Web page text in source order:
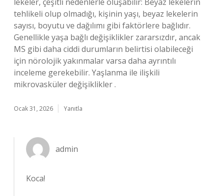
tehlikeli olup olmadığı, kişinin yaşı, beyaz lekelerin
sayısı, boyutu ve dağılımı gibi faktörlere bağlıdır.
Genellikle yaşa bağlı değişiklikler zararsızdır, ancak
MS gibi daha ciddi durumların belirtisi olabileceği
için nörolojik yakınmalar varsa daha ayrıntılı
inceleme gerekebilir. Yaşlanma ile ilişkili
mikrovasküler değişiklikler .
Ocak 31, 2026 Yanıtla
admin
Koca!